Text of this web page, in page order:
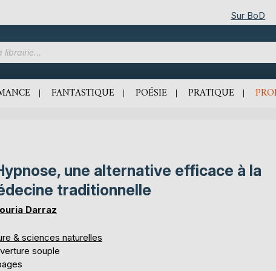
Sur BoD
FANTASTIQUE POÉSIE PRATIQUE
une alternative efficace à la
traditionnelle
Darraz
& sciences naturelles
souple